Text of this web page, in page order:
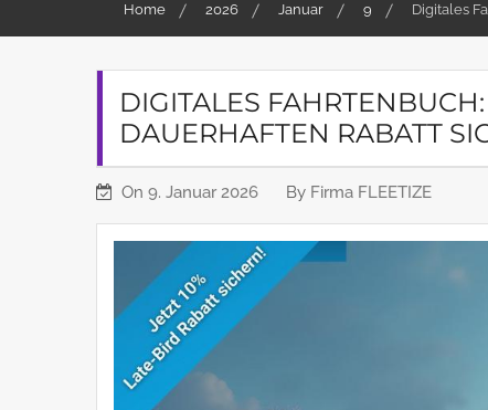
Home 2026 Januar 9 Digitales
DIGITALES
DAUERHAFTEN RABATT
On 9. Januar 2026 By Firma FLEETIZE